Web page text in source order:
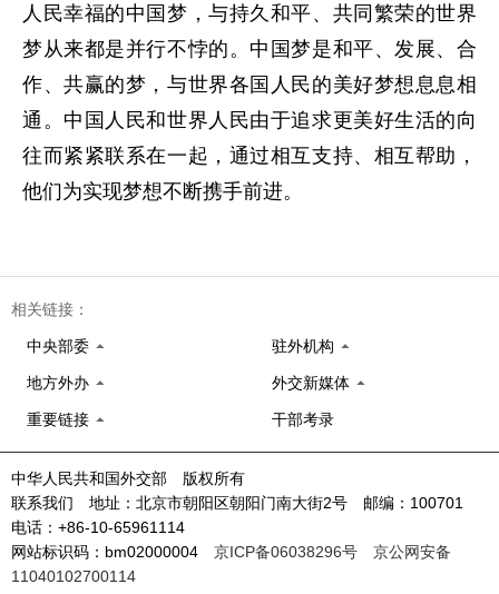
人民幸福的中国梦，与持久和平、共同繁荣的世界
梦从来都是并行不悖的。中国梦是和平、发展、合
作、共赢的梦，与世界各国人民的美好梦想息息相
通。中国人民和世界人民由于追求更美好生活的向
往而紧紧联系在一起，通过相互支持、相互帮助，
他们为实现梦想不断携手前进。
相关链接：
中央部委 驻外机构
地方外办 外交新媒体
重要链接 干部考录
中华人民共和国外交部 版权所有
联系我们 地址：北京市朝阳区朝阳门南大街2号 邮编：100701
电话：+86-10-65961114
网站标识码：bm02000004 京ICP备06038296号
京公网安备
11040102700114